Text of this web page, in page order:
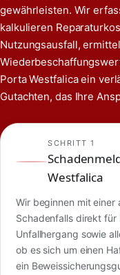
gewährleisten. Wir
kalkulieren
Nutzungsausfall,
Porta Westfalica ein
Gutachten, das Ihre
SCHRITT 1
Westfalica
Wir beginnen mit einer
Schadenfalls direkt für
Unfallhergang sowie
ob es sich um einen
ein